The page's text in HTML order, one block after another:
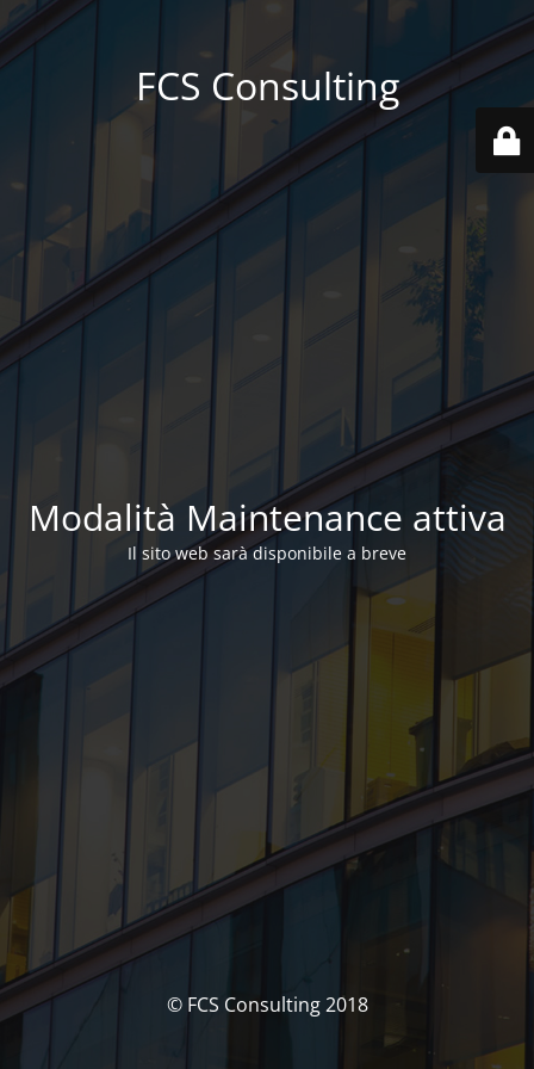
FCS Consulting
Modalità Maintenance attiva
Il sito web sarà disponibile a breve
© FCS Consulting 2018